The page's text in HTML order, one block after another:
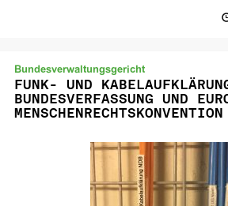
Bundesverwaltungsgericht
FUNK- UND
BUNDESVERFASSUNG UND
MENSCHENRECHTSKONVENTION